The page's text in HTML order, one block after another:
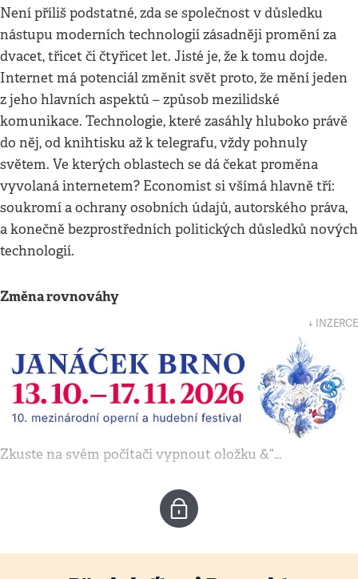
Není příliš podstatné, zda se společnost v důsledku
nástupu moderních technologií zásadněji promění za
dvacet, třicet či čtyřicet let. Jisté je, že k tomu dojde.
Internet má potenciál změnit svět proto, že mění jeden
z jeho hlavních aspektů – způsob mezilidské
komunikace. Technologie, které zasáhly hluboko právě
do něj, od knihtisku až k telegrafu, vždy pohnuly
světem. Ve kterých oblastech se dá čekat proměna
vyvolaná internetem? Economist si všímá hlavně tří:
soukromí a ochrany osobních údajů, autorského práva,
a konečně bezprostředních politických důsledků nových
technologií.
Změna rovnováhy
↓ INZERCE
Zkuste na svém počítači vypnout oložku &“…